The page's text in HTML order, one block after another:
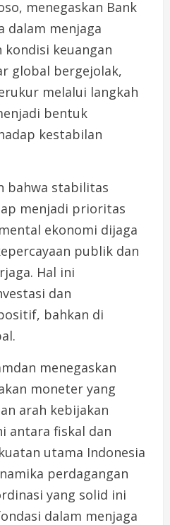
menegaskan Bank
dalam menjaga
keuangan
global bergejolak,
melalui langkah
bentuk
kestabilan
bahwa stabilitas
menjadi prioritas
ekonomi dijaga
publik dan
Hal ini
dan
bahkan di
menegaskan
moneter yang
arah kebijakan
antara fiskal dan
utama Indonesia
perdagangan
yang solid ini
dalam menjaga